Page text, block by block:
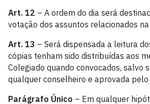
Art. 12 – A ordem do dia será
votação dos assuntos relacionados
Art. 13 – Será dispensada a leitura
cópias tenham sido distribuídas aos
Colegiado quando convocados, salvo
qualquer conselheiro e aprovada
Parágrafo Único – Em qualquer